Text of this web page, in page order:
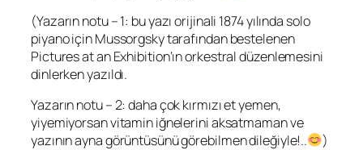
(Yazarın notu – 1: bu yazı orijinali 1874 yılında solo
piyano için Mussorgsky tarafından bestelenen
Pictures at an Exhibition‘ın orkestral düzenlemesini
dinlerken yazıldı.
Yazarın notu – 2: daha çok kırmızı et yemen,
yiyemiyorsan vitamin iğnelerini aksatmaman ve
yazının ayna görüntüsünü görebilmen dileğiyle!..
)